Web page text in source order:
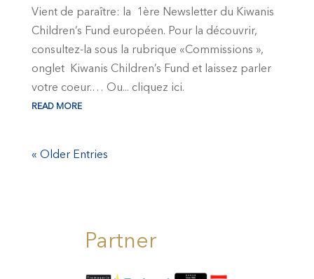
Vient de paraître: la 1ère Newsletter du Kiwanis
Children’s Fund européen. Pour la découvrir,
consultez-la sous la rubrique «Commissions »,
onglet Kiwanis Children’s Fund et laissez parler
votre coeur.… Ou... cliquez ici.
READ MORE
« Older Entries
Partner